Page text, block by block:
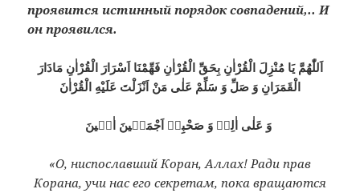
проявится истинный порядок совпадений,.. И
он проявился.
اَللّٰهُمَّ يَا مُنْزِلَ الْقُرْاٰنِ بِحَقِّ الْقُرْاٰنِ فَهِّمْنَا اَسْرَارَ الْقُرْاٰنِ مَادَارَ
الْقَمَرَانِ وَ صَلِّ وَ سَلِّمْ عَلٰى مَنْ اَنْزَلْتَ عَلَيْهِ الْقُرْاٰنَ
وَ عَلٰى اٰلِهٖ وَ صَحْبِهٖ اَجْمَعٖينَ اٰمٖينَ
«О, ниспославший Коран, Аллах! Ради прав
Корана, учи нас его секретам, пока вращаются